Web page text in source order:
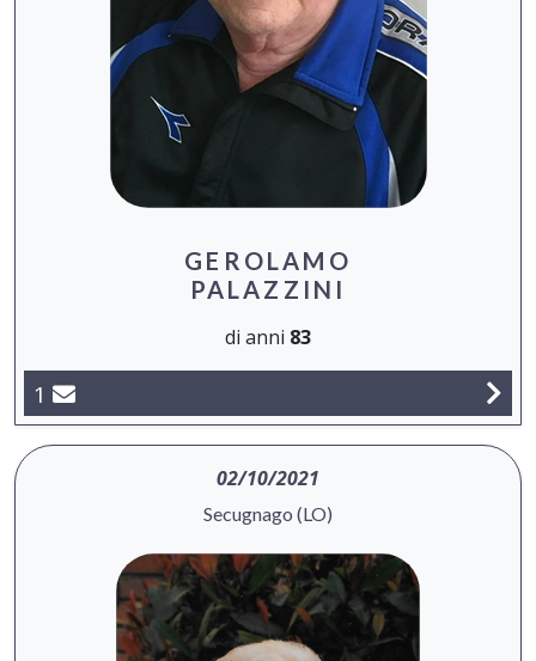
GEROLAMO
PALAZZINI
di anni 83
1
02/10/2021
Secugnago (LO)